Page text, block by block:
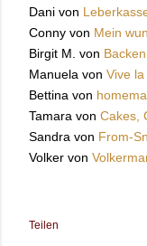
Dani von
Conny von Mein
Birgit M. von
Manuela von Vive
Bettina von
Tamara von Cakes,
Sandra von From-
Volker von
Teilen